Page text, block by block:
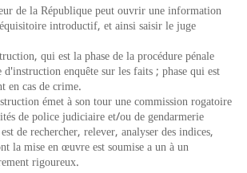
de la République peut ouvrir une information
introductif, et ainsi saisir le juge
qui est la phase de la procédure pénale
enquête sur les faits ; phase qui est
en cas de crime.
émet à son tour une commission rogatoire
de police judiciaire et/ou de gendarmerie
de rechercher, relever, analyser des indices,
la mise en œuvre est soumise a un à un
rigoureux.